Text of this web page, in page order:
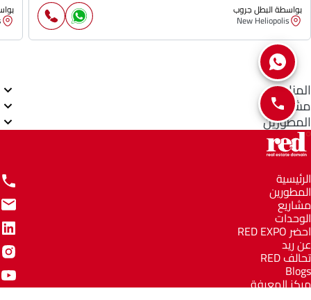
بواسطة البطل جروب
New Heliopolis
المناطق
مشاريع
المطورين
الرئيسية
المطورين
مشاريع
الوحدات
احضر RED EXPO
عن ريد
تحالف RED
Blogs
مركز المعرفة